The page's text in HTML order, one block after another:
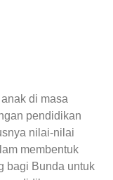
di masa
pendidikan
nilai-nilai
membentuk
bagi Bunda untuk